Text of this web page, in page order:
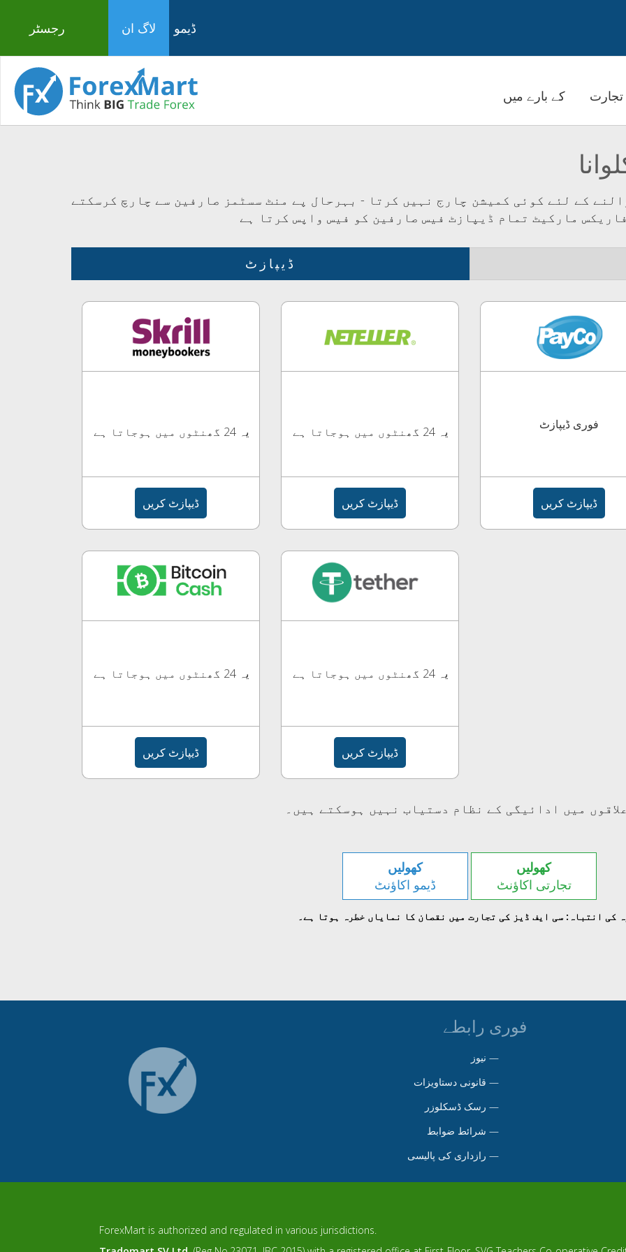
رجسٹر لاگ ان ڈیمو
کے بارے میں تجارت
کے لئے کوئی کمیشن چارج نہیں کرتا - بہرحال پے منٹ سسٹمز صارفین سے چارچ کرسکتے
مارکیٹ تمام ڈیپازٹ فیس صارفین کو فیس واپس کرتا ہے
ڈیپازٹ
یہ 24 گھنٹوں میں ہوجاتا ہے
ڈیپازٹ کریں
یہ 24 گھنٹوں میں ہوجاتا ہے
ڈیپازٹ کریں
فوری ڈیپازٹ
ڈیپازٹ کریں
یہ 24 گھنٹوں میں ہوجاتا ہے
ڈیپازٹ کریں
یہ 24 گھنٹوں میں ہوجاتا ہے
ڈیپازٹ کریں
میں ادائیگی کے نظام دستیاب نہیں ہوسکتے ہیں۔
کھولیں
تجارتی اکاؤنٹ
کھولیں
ڈیمو اکاؤنٹ
کی انتباہ: سی ایف ڈیز کی تجارت میں نقصان کا نمایاں خطرہ ہوتا ہے۔
فوری رابطے
— نیوز
— قانونی دستاویزات
— رسک ڈسکلوزر
— شرائط ضوابط
— رازداری کی پالیسی
ForexMart is authorized and regulated in various jurisdictions.